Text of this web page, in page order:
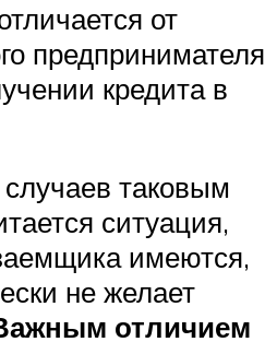
от
предпринимателя
кредита в
таковым
ситуация,
имеются,
не желает
отличием